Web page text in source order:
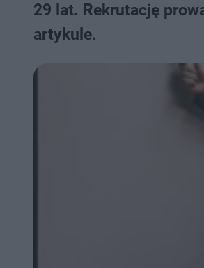
29 lat. Rekrutację
artykule.